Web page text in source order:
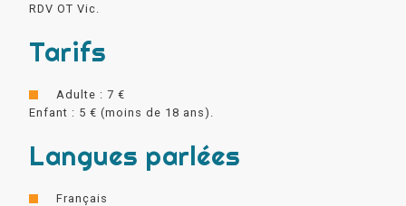
RDV OT Vic.
Tarifs
Adulte : 7 €
Enfant : 5 € (moins de 18 ans).
Langues parlées
Français